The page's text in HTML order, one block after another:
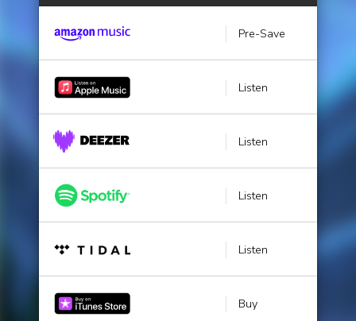
Pre-Save
Listen
Listen
Listen
Listen
Buy